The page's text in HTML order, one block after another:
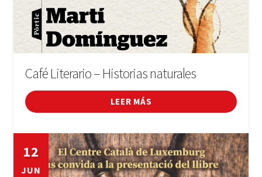
Café Literario – Historias naturales
LEER MÁS
12
JUN